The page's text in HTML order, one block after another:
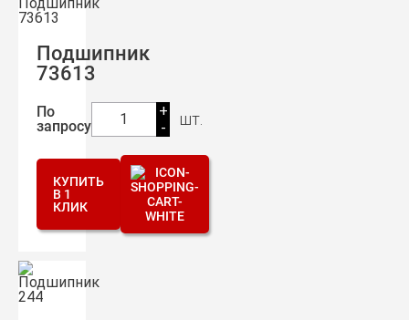
Подшипник
73613
По
запросу
1
+
-
шт.
КУПИТЬ
В 1
КЛИК